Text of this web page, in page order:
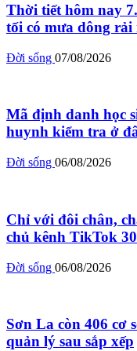
Thời tiết hôm nay
tối có mưa dông rải
Đời sống 07/08/2026
Mã định danh học
huynh kiểm tra ở
Đời sống 06/08/2026
Chỉ với đôi chân,
chủ kênh TikTok
Đời sống 06/08/2026
Sơn La còn 406 cơ
quản lý sau sắp xếp